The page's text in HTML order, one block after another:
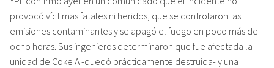
provocó víctimas fatales ni heridos, que se controlaron las
emisiones contaminantes y se apagó el fuego en poco más de
ocho horas. Sus ingenieros determinaron que fue afectada la
unidad de Coke A -quedó prácticamente destruida- y una